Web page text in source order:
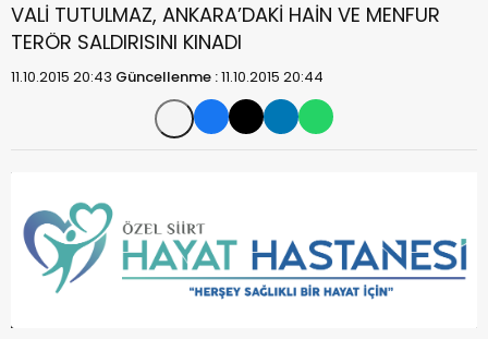
VALİ TUTULMAZ, ANKARA’DAKİ HAİN VE MENFUR
TERÖR SALDIRISINI KINADI
11.10.2015 20:43 Güncellenme :11.10.2015 20:44